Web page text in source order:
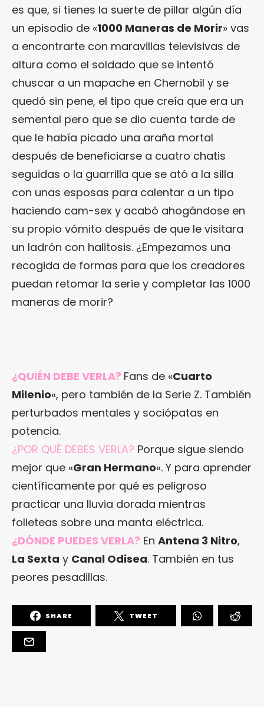
es que, si tienes la suerte de pillar algún día
un episodio de «1000 Maneras de Morir» vas
a encontrarte con maravillas televisivas de
altura como el soldado que se intentó
chuscar a un mapache en Chernobil y se
quedó sin pene, el tipo que creía que era un
semental pero que se dio cuenta tarde de
que le había picado una araña mortal
después de beneficiarse a cuatro chatis
seguidas o la guarrilla que se ató a la silla
con unas esposas para calentar a un tipo
haciendo cam-sex y acabó ahogándose en
su propio vómito después de que le visitara
un ladrón con halitosis. ¿Empezamos una
recogida de formas para que los creadores
puedan retomar la serie y completar las 1000
maneras de morir?
¿QUIÉN DEBE VERLA? Fans de «Cuarto
Milenio«, pero también de la Serie Z. También
perturbados mentales y sociópatas en
potencia.
¿POR QUÉ DEBES VERLA? Porque sigue siendo
mejor que «Gran Hermano«. Y para aprender
científicamente por qué es peligroso
practicar una lluvia dorada mientras
folleteas sobre una manta eléctrica.
¿DÓNDE PUEDES VERLA? En Antena 3 Nitro,
La Sexta y Canal Odisea. También en tus
peores pesadillas.
SHARE TWEET